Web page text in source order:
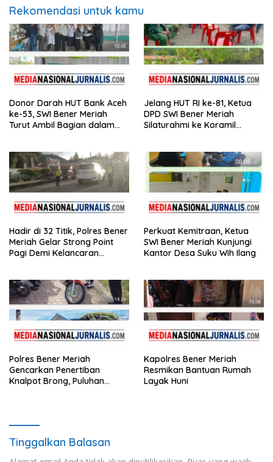
Rekomendasi untuk kamu
Donor Darah HUT Bank Aceh
ke-53, SWI Bener Meriah
Turut Ambil Bagian dalam
Jelang HUT RI ke-81, Ketua
DPD SWI Bener Meriah
Silaturahmi ke Koramil
Hadir di 32 Titik, Polres Bener
Meriah Gelar Strong Point
Pagi Demi Kelancaran
Perkuat Kemitraan, Ketua
SWI Bener Meriah Kunjungi
Kantor Desa Suku Wih Ilang
Polres Bener Meriah
Gencarkan Penertiban
Knalpot Brong, Puluhan
Kapolres Bener Meriah
Resmikan Bantuan Rumah
Layak Huni
Tinggalkan Balasan